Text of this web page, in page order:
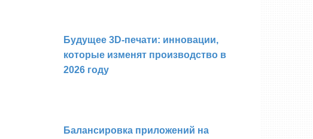
Будущее 3D-печати: инновации,
которые изменят производство в
2026 году
Балансировка приложений на